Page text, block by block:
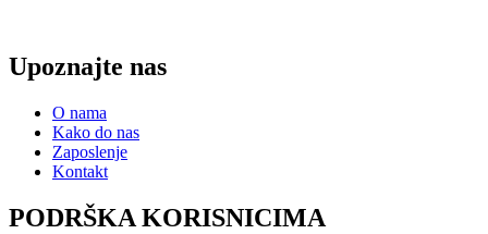
Upoznajte nas
O nama
Kako do nas
Zaposlenje
Kontakt
PODRŠKA KORISNICIMA